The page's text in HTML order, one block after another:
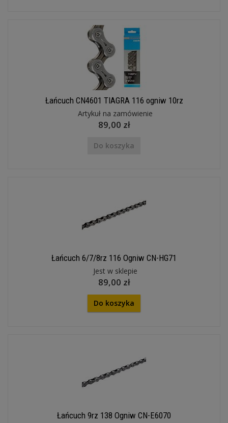
Łańcuch CN4601 TIAGRA 116 ogniw 10rz
Artykuł na zamówienie
89,00 zł
Do koszyka
Łańcuch 6/7/8rz 116 Ogniw CN-HG71
Jest w sklepie
89,00 zł
Do koszyka
Łańcuch 9rz 138 Ogniw CN-E6070